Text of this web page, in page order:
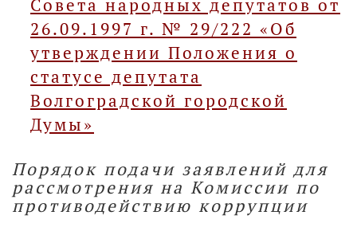
Совета народных депутатов от
26.09.1997 г. № 29/222 «Об
утверждении Положения о
статусе депутата
Волгоградской городской
Думы»
Порядок подачи заявлений для
рассмотрения на Комиссии по
противодействию коррупции